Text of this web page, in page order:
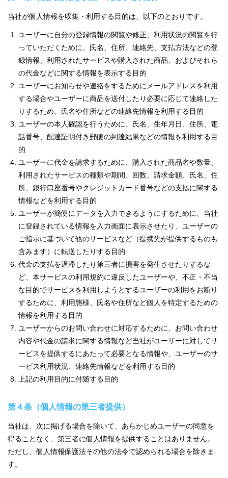
当社が個人情報を収集・利用する目的は、以下のとおりです。
ユーザーに自分の登録情報の閲覧や修正、利用状況の閲覧を行
っていただくために、氏名、住所、連絡先、支払方法などの登
録情報、利用されたサービスや購入された商品、およびそれら
の代金などに関する情報を表示する目的
ユーザーにお知らせや連絡をするためにメールアドレスを利用
する場合やユーザーに商品を送付したり必要に応じて連絡した
りするため、氏名や住所などの連絡先情報を利用する目的
ユーザーの本人確認を行うために、氏名、生年月日、住所、電
話番号、配達証明付き郵便の到達結果などの情報を利用する目
的
ユーザーに代金を請求するために、購入された商品名や数量、
利用されたサービスの種類や期間、回数、請求金額、氏名、住
所、銀行口座番号やクレジットカード番号などの支払に関する
情報などを利用する目的
ユーザーが簡便にデータを入力できるようにするために、当社
に登録されている情報を入力画面に表示させたり、ユーザーの
ご指示に基づいて他のサービスなど（提携先が提供するものも
含みます）に転送したりする目的
代金の支払を遅滞したり第三者に損害を発生させたりするな
ど、本サービスの利用規約に違反したユーザーや、不正・不当
な目的でサービスを利用しようとするユーザーの利用をお断り
するために、利用態様、氏名や住所など個人を特定するための
情報を利用する目的
ユーザーからのお問い合わせに対応するために、お問い合わせ
内容や代金の請求に関する情報など当社がユーザーに対してサ
ービスを提供するにあたって必要となる情報や、ユーザーのサ
ービス利用状況、連絡先情報などを利用する目的
上記の利用目的に付随する目的
第４条（個人情報の第三者提供）
当社は、次に掲げる場合を除いて、あらかじめユーザーの同意を
得ることなく、第三者に個人情報を提供することはありません。
ただし、個人情報保護法その他の法令で認められる場合を除きま
す。